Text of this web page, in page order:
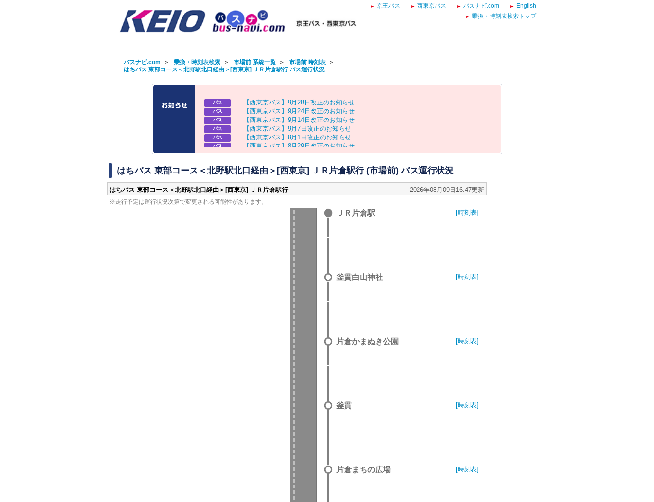
京王バス 西東京バス バスナビ.com
English
乗換・時刻表検索トップ
バスナビ.com ＞ 乗換・時刻表検索＞ 市場前 系統一覧＞ 市場前 時刻表＞
はちバス 東部コース＜北野駅北口経由＞[西東京] ＪＲ片倉駅行 バス運行状況
バス 【西東京バス 】 9月 28 日 改正のお知 らせ
バス 【西東京バス 】 9月 24 日 改正のお知 らせ
バス 【西東京バス 】 9月 14 日 改正のお知 らせ
バス 【西東京バス 】 9月 7 日 改正のお知 らせ
バス 【西東京バス 】 9月 1 日 改正のお知 らせ
バス 【西東京バス 】 8 月 29日改正のお知 らせ
バス 【京王バス】お盆ダイヤのお知らせ
はちバス 東部コース＜北野駅北口経由＞[西東京] ＪＲ片倉駅行 (市場前) バス運行状況
はちバス 東部コース＜北野駅北口経由＞[西東京] ＪＲ片倉駅行 2026年08月09日16:47更新
※走行予定は運行状況次第で変更される可能性があります。
ＪＲ片倉駅 [時刻表]
釜貫白山神社 [時刻表]
片倉かまぬき公園 [時刻表]
釜貫 [時刻表]
片倉まちの広場 [時刻表]